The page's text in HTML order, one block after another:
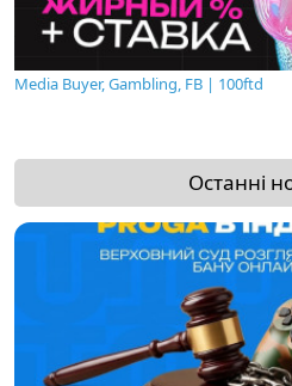
Media Buyer, Gambling, FB | 100ftd
Останні